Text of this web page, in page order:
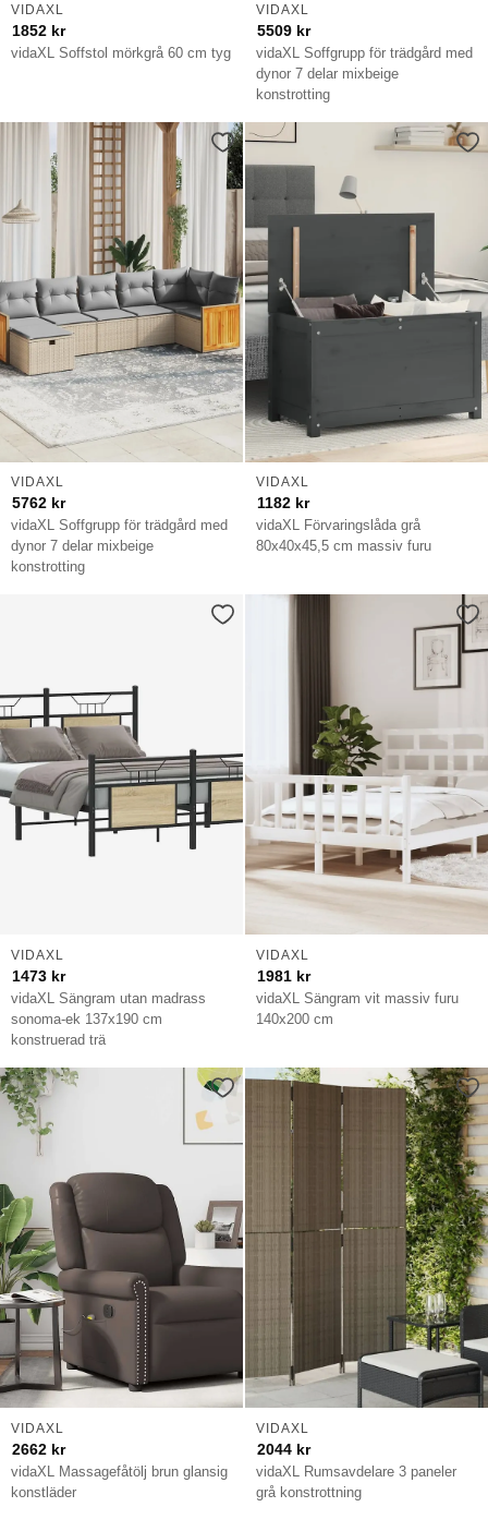
vidaXL Soffstol mörkgrå 60 cm tyg
VIDAXL
1852 kr
vidaXL Soffgrupp för trädgård med
dynor 7 delar mixbeige
konstrotting
VIDAXL
5509 kr
vidaXL Soffgrupp för trädgård med
dynor 7 delar mixbeige
konstrotting
VIDAXL
5762 kr
vidaXL Förvaringslåda grå
80x40x45,5 cm massiv furu
VIDAXL
1182 kr
vidaXL Sängram utan madrass
sonoma-ek 137x190 cm
konstruerad trä
VIDAXL
1473 kr
vidaXL Sängram vit massiv furu
140x200 cm
VIDAXL
1981 kr
vidaXL Massagefåtölj brun glansig
konstläder
VIDAXL
2662 kr
vidaXL Rumsavdelare 3 paneler
grå konstrottning
VIDAXL
2044 kr